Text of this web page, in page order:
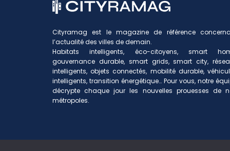
Cityramag est le magazine de référence
l’actualité des villes de demain.
Habitats intelligents, éco-citoyens, smart
gouvernance durable, smart grids, smart city,
intelligents, objets connectés, mobilité durable,
intelligents, transition énergétique… Pour vous, notre
décrypte chaque jour les nouvelles prouesses de
métropoles.